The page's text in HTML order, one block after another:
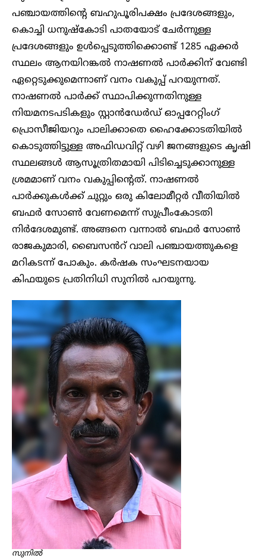
പഞ്ചായത്തിന്റെ ബഹുപൂരിപക്ഷം പ്രദേശങ്ങളും,
കൊച്ചി ധനുഷ്‌കോടി പാതയോട് ചേർന്നുള്ള
പ്രദേശങ്ങളും ഉൾപ്പെടുത്തിക്കൊണ്ട് 1285 ഏക്കർ
സ്ഥലം ആനയിറങ്കൽ നാഷണൽ പാർക്കിന് വേണ്ടി
ഏറ്റെടുക്കുമെന്നാണ് വനം വകുപ്പ് പറയുന്നത്.
നാഷണൽ പാർക്ക് സ്ഥാപിക്കുന്നതിനുള്ള
നിയമനടപടികളും സ്റ്റാൻഡേർഡ് ഓപ്പറേറ്റിംഗ്
പ്രൊസീജിയറും പാലിക്കാതെ ഹൈക്കോടതിയിൽ
കൊടുത്തിട്ടുള്ള അഫിഡവിറ്റ് വഴി ജനങ്ങളുടെ കൃഷി
സ്ഥലങ്ങൾ ആസൂത്രിതമായി പിടിച്ചെടുക്കാനുള്ള
ശ്രമമാണ് വനം വകുപ്പിന്റെത്. നാഷണൽ
പാർക്കുകൾക്ക് ചുറ്റും ഒരു കിലോമീറ്റർ വീതിയിൽ
ബഫർ സോൺ വേണമെന്ന് സുപ്രീംകോടതി
നിർദേശമുണ്ട്. അങ്ങനെ വന്നാൽ ബഫർ സോൺ
രാജകുമാരി, ബൈസൻറ് വാലി പഞ്ചായത്തുകളെ
മറികടന്ന് പോകും. കർഷക സംഘടനയായ
കിഫയുടെ പ്രതിനിധി സുനിൽ പറയുന്നു.
സുനിൽ